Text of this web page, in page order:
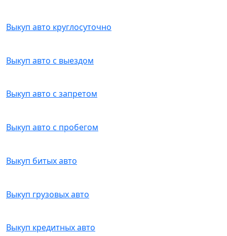
Выкуп авто круглосуточно
Выкуп авто с выездом
Выкуп авто с запретом
Выкуп авто с пробегом
Выкуп битых авто
Выкуп грузовых авто
Выкуп кредитных авто